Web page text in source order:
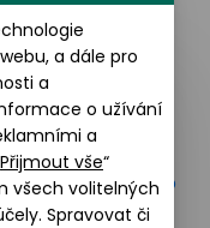
3 Milano,
en/brands/custo
a dále pro
a
o užívání
a
Přijmout vše“
všech volitelných
Spravovat či